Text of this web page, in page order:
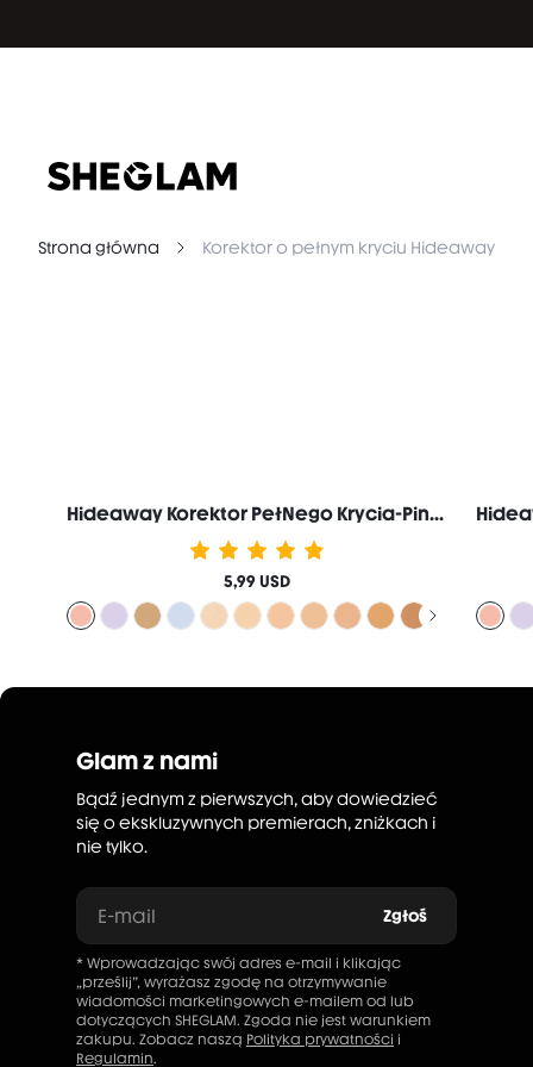
Strona główna Korektor o pełnym kryciu Hideaway
Hideaway Korektor PełNego Krycia-Pink Korektor Koloru RozśWietlacz I Highlighter Markowe Kosmetyki Do MakijażU I Urody Dla Kobiet I DziewcząT
5,99 USD
Glam z nami
Bądź jednym z pierwszych, aby dowiedzieć
się o ekskluzywnych premierach, zniżkach i
nie tylko.
E-mail Zgłoś
* Wprowadzając swój adres e-mail i klikając
„prześlij”, wyrażasz zgodę na otrzymywanie
wiadomości marketingowych e-mailem od lub
dotyczących SHEGLAM. Zgoda nie jest warunkiem
zakupu. Zobacz naszą Polityka prywatności i
Regulamin.